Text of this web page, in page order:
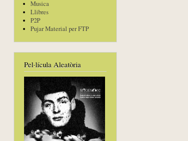
Musica
Llibres
P2P
Pujar Material per FTP
Pel·lícula Aleatòria